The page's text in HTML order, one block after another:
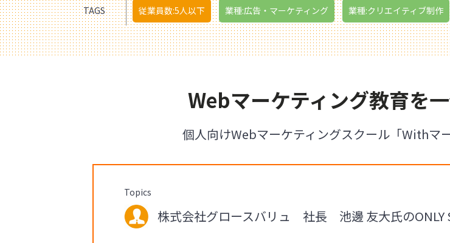
TAGS 従業員数:5人以下 業種:広告・マーケティング 業種:クリエイティブ制作
Webマーケティング教育を
個人向けWebマーケティングスクール「Withマ
Topics
株式会社グロースバリュ 社長 池邊 友大氏のONLY